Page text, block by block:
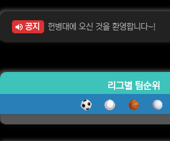
공지 헌병대에 오신 것을 환영합니다~!
리그별 팀순위